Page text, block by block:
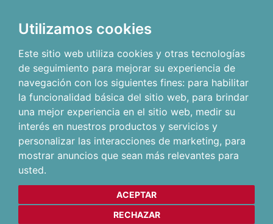
Utilizamos cookies
Este sitio web utiliza cookies y otras tecnologías
de seguimiento para mejorar su experiencia de
navegación con los siguientes fines: para habilitar
la funcionalidad básica del sitio web, para brindar
una mejor experiencia en el sitio web, medir su
interés en nuestros productos y servicios y
personalizar las interacciones de marketing, para
mostrar anuncios que sean más relevantes para
usted.
ACEPTAR
RECHAZAR